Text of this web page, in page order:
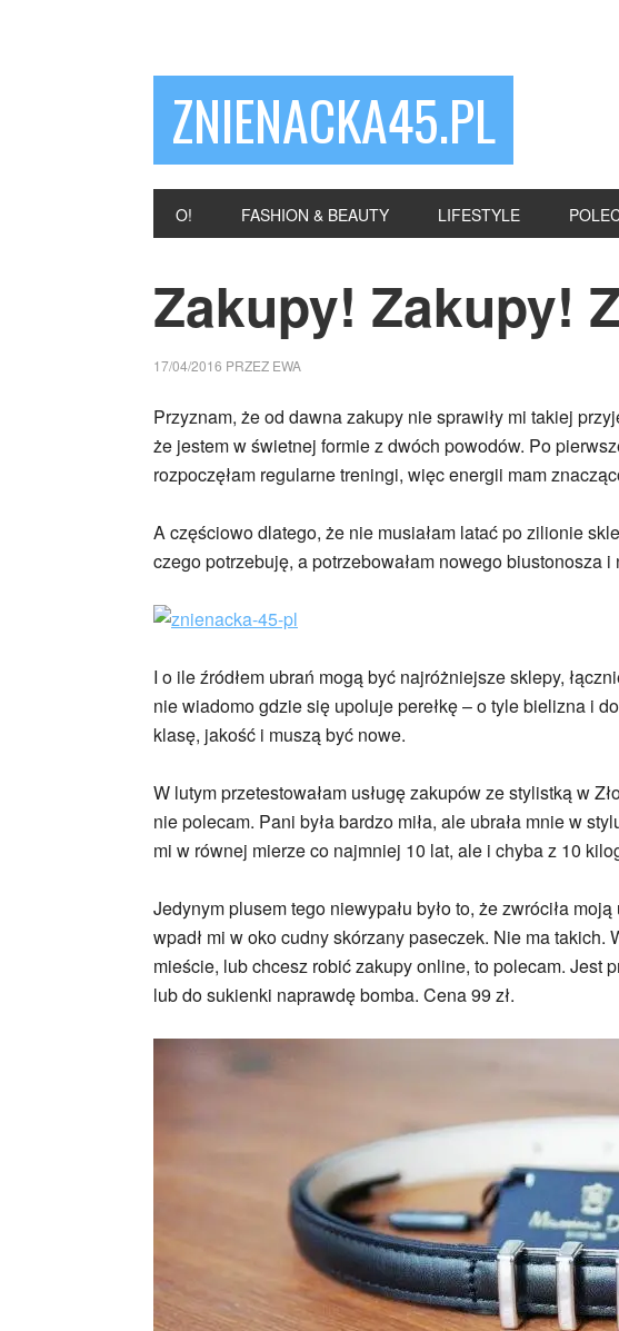
ZNIENACKA45.PL
O! FASHION & BEAUTY LIFESTYLE
Zakupy! Zakupy!
17/04/2016 PRZEZ EWA
Przyznam, że od dawna zakupy nie sprawiły mi takiej
że jestem w świetnej formie z dwóch powodów. Po
rozpoczęłam regularne treningi, więc energii mam
A częściowo dlatego, że nie musiałam latać po zilionie
czego potrzebuję, a potrzebowałam nowego biustonosza
I o ile źródłem ubrań mogą być najróżniejsze sklepy,
nie wiadomo gdzie się upoluje perełkę – o tyle bielizna i
klasę, jakość i muszą być nowe.
W lutym przetestowałam usługę zakupów ze stylistką w
nie polecam. Pani była bardzo miła, ale ubrała mnie w
mi w równej mierze co najmniej 10 lat, ale i chyba z 10
Jedynym plusem tego niewypału było to, że zwróciła
wpadł mi w oko cudny skórzany paseczek. Nie ma
mieście, lub chcesz robić zakupy online, to polecam. Jest
lub do sukienki naprawdę bomba. Cena 99 zł.